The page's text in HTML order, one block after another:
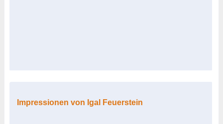
Impressionen von Igal Feuerstein